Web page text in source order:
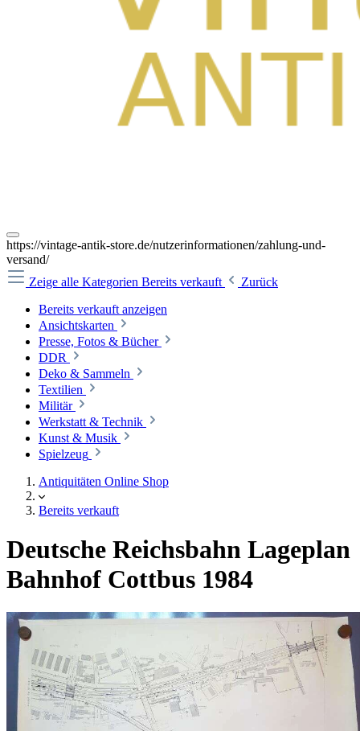
https://vintage-antik-store.de/nutzerinformationen/zahlung-und-
versand/
Zeige alle Kategorien Bereits verkauft
Zurück
Bereits verkauft anzeigen
Ansichtskarten
Presse, Fotos & Bücher
DDR
Deko & Sammeln
Textilien
Militär
Werkstatt & Technik
Kunst & Musik
Spielzeug
Antiquitäten Online Shop
Bereits verkauft
Deutsche Reichsbahn Lageplan
Bahnhof Cottbus 1984